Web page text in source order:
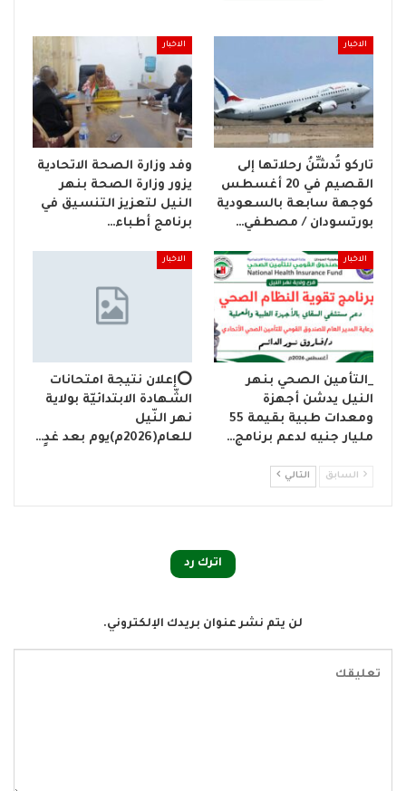
الاخبار
تاركو تُدشِّنُ رحلاتها إلى
القصيم في 20 أغسطس
كوجهة سابعة بالسعودية
بورتسودان / مصطفي…
الاخبار
وفد وزارة الصحة الاتحادية
يزور وزارة الصحة بنهر
النيل لتعزيز التنسيق في
برنامج أطباء…
الاخبار
_التأمين الصحي بنهر
النيل يدشن أجهزة
ومعدات طبية بقيمة 55
مليار جنيه لدعم برنامج…
الاخبار
⭕إعلان نتيجة امتحانات
الشّهادة الابتدائيّة بولاية
نهر النّيل
للعام(2026م)يوم بعد غدٍ…
السابق التالي
اترك رد
لن يتم نشر عنوان بريدك الإلكتروني.